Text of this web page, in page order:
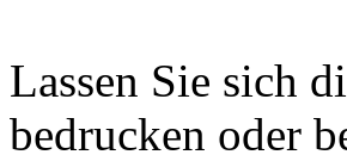
Lassen Sie sich
bedrucken oder